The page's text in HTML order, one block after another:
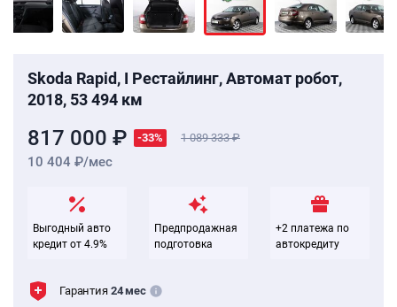
Skoda Rapid, I Рестайлинг, Автомат робот,
2018, 53 494 км
817 000 ₽ -33% 1 089 333
10 404 ₽/мес
Выгодный авто
кредит от 4.9%
Предпродажная
подготовка
+2 платежа по
автокредиту
Гарантия 24 мес